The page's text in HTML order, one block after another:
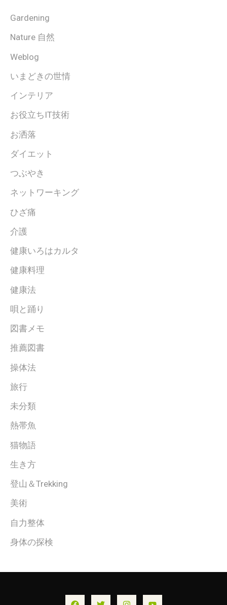
Gardening
Nature 自然
Weblog
いまどきの世情
インテリア
お役立ちIT技術
お洒落
ダイエット
つぶやき
ネットワーキング
ひざ痛
介護
健康いろはカルタ
健康料理
健康法
唄と踊り
図書メモ
推薦図書
操体法
旅行
未分類
熱帯魚
猫物語
生き方
登山＆Trekking
美術
自力整体
身体の探検